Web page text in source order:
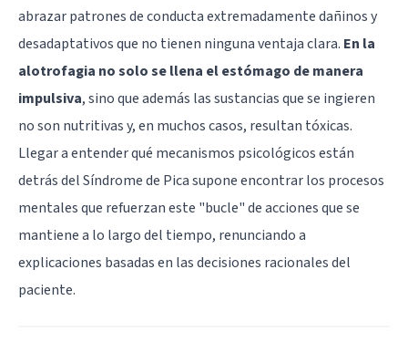
abrazar patrones de conducta extremadamente dañinos y
desadaptativos que no tienen ninguna ventaja clara. En la
alotrofagia no solo se llena el estómago de manera
impulsiva, sino que además las sustancias que se ingieren
no son nutritivas y, en muchos casos, resultan tóxicas.
Llegar a entender qué mecanismos psicológicos están
detrás del Síndrome de Pica supone encontrar los procesos
mentales que refuerzan este "bucle" de acciones que se
mantiene a lo largo del tiempo, renunciando a
explicaciones basadas en las decisiones racionales del
paciente.